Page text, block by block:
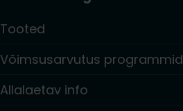
Tooted
Võimsusarvutus programmid
Allalaetav info